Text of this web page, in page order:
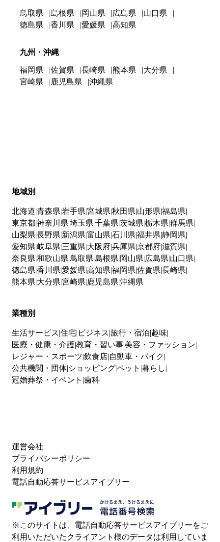
鳥取県 島根県 岡山県 広島県
山口県
徳島県
香川県 愛媛県 高知県
九州・沖縄
福岡県 佐賀県 長崎県 熊本県
大分県
宮崎県
鹿児島県 沖縄県
地域別
北海道 青森県 岩手県 宮城県 秋田県 山形県 福島県
東京都神奈川県 埼玉県 千葉県 茨城県 栃木県 群馬県
山梨県 長野県 新潟県 富山県 石川県 福井県 静岡県
愛知県 岐阜県 三重県 大阪府兵庫県 京都府滋賀県
奈良県 和歌山県 鳥取県 島根県 岡山県 広島県 山口県
徳島県 香川県 愛媛県 高知県 福岡県 佐賀県 長崎県
熊本県 大分県 宮崎県 鹿児島県 沖縄県
業種別
生活サービス 住宅 ビジネス 旅行・宿泊 趣味
医療・健康・介護教育・習い事 美容・ファッション
レジャー・スポーツ 飲食店 自動車・バイク
公共機関・団体 ショッピングペット 暮らし
冠婚葬祭・イベント 歯科
運営会社
プライバシーポリシー
利用規約
電話自動応答サービスアイブリー
※このサイトは、電話自動応答サービスアイブリーをご
利用いただいたクライアント様のデータは利用していま